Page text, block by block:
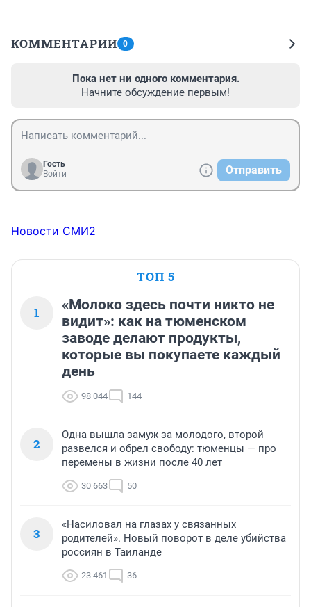
КОММЕНТАРИИ 0
Пока нет ни одного комментария.
Начните обсуждение первым!
Гость
Войти
Отправить
Новости СМИ2
ТОП 5
1
«Молоко здесь почти никто не
видит»: как на тюменском
заводе делают продукты,
которые вы покупаете каждый
день
98 044 144
2
Одна вышла замуж за молодого, второй
развелся и обрел свободу: тюменцы — про
перемены в жизни после 40 лет
30 663 50
3
«Насиловал на глазах у связанных
родителей». Новый поворот в деле убийства
россиян в Таиланде
23 461 36